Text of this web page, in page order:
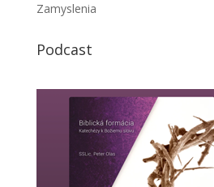
Zamyslenia
Podcast